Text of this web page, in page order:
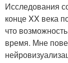
Исследования
конце XX века
что
время. Мне